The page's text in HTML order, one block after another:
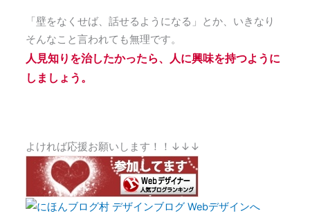
「壁をなくせば、話せるようになる」とか、いきなり
そんなこと言われても無理です。
人見知りを治したかったら、人に興味を持つように
しましょう。
よければ応援お願いします！！↓↓↓